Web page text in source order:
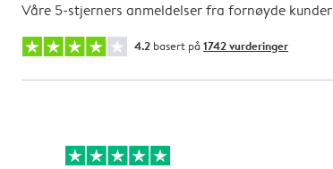
Våre 5-stjerners anmeldelser fra fornøyde kunder
4.2 basert på 1742 vurderinger